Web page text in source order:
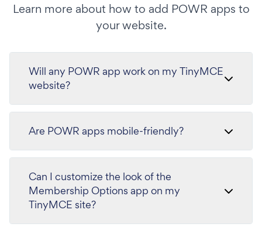
Learn more about how to add POWR apps to
your website.
Will any POWR app work on my TinyMCE
website?
Are POWR apps mobile-friendly?
Can I customize the look of the
Membership Options app on my
TinyMCE site?